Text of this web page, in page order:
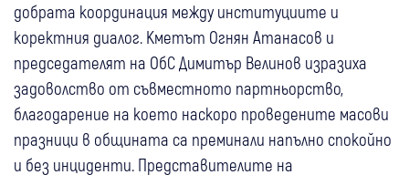
добрата координация между институциите и
коректния диалог. Кметът Огнян Атанасов и
председателят на ОбС Димитър Велинов изразиха
задоволство от съвместното партньорство,
благодарение на което наскоро проведените масови
празници в общината са преминали напълно спокойно
и без инциденти. Представителите на